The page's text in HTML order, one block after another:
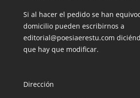
Si al hacer el pedido se han
domicilio pueden escribirnos a
editorial@poesiaerestu.com
que hay que modificar.
Dirección